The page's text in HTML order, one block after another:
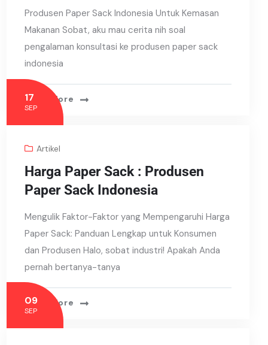
Produsen Paper Sack Indonesia Untuk Kemasan
Makanan Sobat, aku mau cerita nih soal
pengalaman konsultasi ke produsen paper sack
indonesia
Read More
17
SEP
Artikel
Harga Paper Sack : Produsen
Paper Sack Indonesia
Mengulik Faktor-Faktor yang Mempengaruhi Harga
Paper Sack: Panduan Lengkap untuk Konsumen
dan Produsen Halo, sobat industri! Apakah Anda
pernah bertanya-tanya
Read More
09
SEP